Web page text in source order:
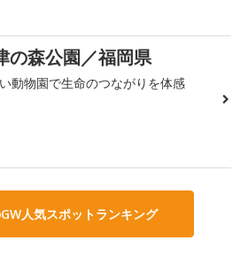
の森公園／福岡県
動物園で生命のつながりを体感
人気スポットランキング